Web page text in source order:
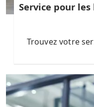
Service pour
Trouvez votre